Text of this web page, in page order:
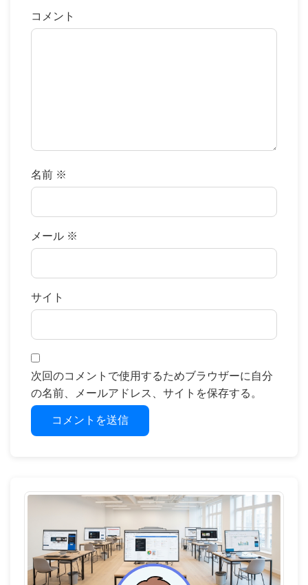
コメント
名前 ※
メール ※
サイト
次回のコメントで使用するためブラウザーに自分
の名前、メールアドレス、サイトを保存する。